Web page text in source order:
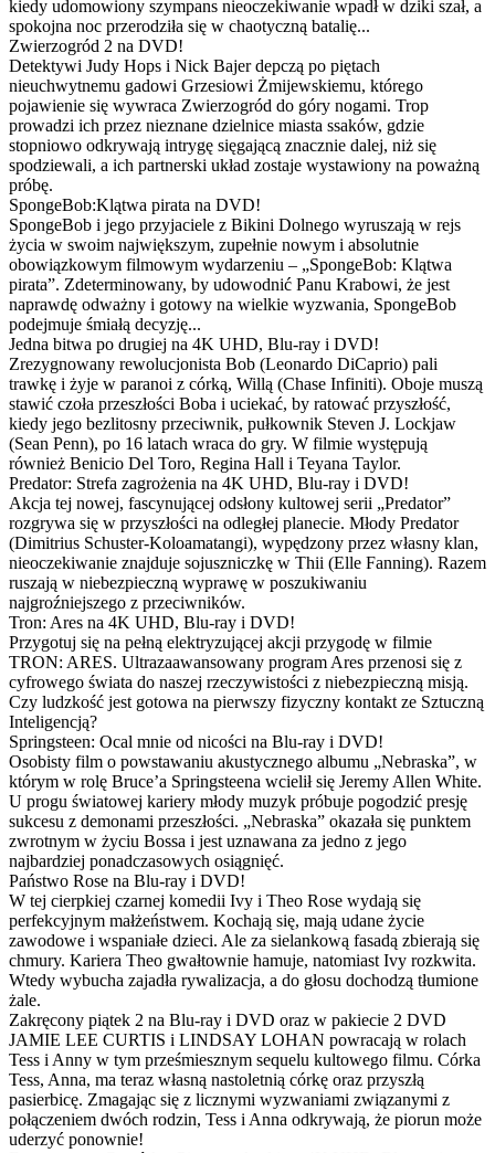
kiedy udomowiony szympans nieoczekiwanie wpadł w dziki szał, a
spokojna noc przerodziła się w chaotyczną batalię...
Zwierzogród 2 na DVD!
Detektywi Judy Hops i Nick Bajer depczą po piętach
nieuchwytnemu gadowi Grzesiowi Żmijewskiemu, którego
pojawienie się wywraca Zwierzogród do góry nogami. Trop
prowadzi ich przez nieznane dzielnice miasta ssaków, gdzie
stopniowo odkrywają intrygę sięgającą znacznie dalej, niż się
spodziewali, a ich partnerski układ zostaje wystawiony na poważną
próbę.
SpongeBob:Klątwa pirata na DVD!
SpongeBob i jego przyjaciele z Bikini Dolnego wyruszają w rejs
życia w swoim największym, zupełnie nowym i absolutnie
obowiązkowym filmowym wydarzeniu – „SpongeBob: Klątwa
pirata”. Zdeterminowany, by udowodnić Panu Krabowi, że jest
naprawdę odważny i gotowy na wielkie wyzwania, SpongeBob
podejmuje śmiałą decyzję...
Jedna bitwa po drugiej na 4K UHD, Blu-ray i DVD!
Zrezygnowany rewolucjonista Bob (Leonardo DiCaprio) pali
trawkę i żyje w paranoi z córką, Willą (Chase Infiniti). Oboje muszą
stawić czoła przeszłości Boba i uciekać, by ratować przyszłość,
kiedy jego bezlitosny przeciwnik, pułkownik Steven J. Lockjaw
(Sean Penn), po 16 latach wraca do gry. W filmie występują
również Benicio Del Toro, Regina Hall i Teyana Taylor.
Predator: Strefa zagrożenia na 4K UHD, Blu-ray i DVD!
Akcja tej nowej, fascynującej odsłony kultowej serii „Predator”
rozgrywa się w przyszłości na odległej planecie. Młody Predator
(Dimitrius Schuster-Koloamatangi), wypędzony przez własny klan,
nieoczekiwanie znajduje sojuszniczkę w Thii (Elle Fanning). Razem
ruszają w niebezpieczną wyprawę w poszukiwaniu
najgroźniejszego z przeciwników.
Tron: Ares na 4K UHD, Blu-ray i DVD!
Przygotuj się na pełną elektryzującej akcji przygodę w filmie
TRON: ARES. Ultrazaawansowany program Ares przenosi się z
cyfrowego świata do naszej rzeczywistości z niebezpieczną misją.
Czy ludzkość jest gotowa na pierwszy fizyczny kontakt ze Sztuczną
Inteligencją?
Springsteen: Ocal mnie od nicości na Blu-ray i DVD!
Osobisty film o powstawaniu akustycznego albumu „Nebraska”, w
którym w rolę Bruce’a Springsteena wcielił się Jeremy Allen White.
U progu światowej kariery młody muzyk próbuje pogodzić presję
sukcesu z demonami przeszłości. „Nebraska” okazała się punktem
zwrotnym w życiu Bossa i jest uznawana za jedno z jego
najbardziej ponadczasowych osiągnięć.
Państwo Rose na Blu-ray i DVD!
W tej cierpkiej czarnej komedii Ivy i Theo Rose wydają się
perfekcyjnym małżeństwem. Kochają się, mają udane życie
zawodowe i wspaniałe dzieci. Ale za sielankową fasadą zbierają się
chmury. Kariera Theo gwałtownie hamuje, natomiast Ivy rozkwita.
Wtedy wybucha zajadła rywalizacja, a do głosu dochodzą tłumione
żale.
Zakręcony piątek 2 na Blu-ray i DVD oraz w pakiecie 2 DVD
JAMIE LEE CURTIS i LINDSAY LOHAN powracają w rolach
Tess i Anny w tym prześmiesznym sequelu kultowego filmu. Córka
Tess, Anna, ma teraz własną nastoletnią córkę oraz przyszłą
pasierbicę. Zmagając się z licznymi wyzwaniami związanymi z
połączeniem dwóch rodzin, Tess i Anna odkrywają, że piorun może
uderzyć ponownie!